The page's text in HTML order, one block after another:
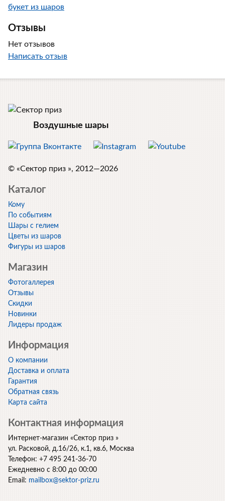
букет из шаров
Отзывы
Нет отзывов
Написать отзыв
Воздушные шары
© «Сектор приз », 2012—2026
Каталог
Кому
По событиям
Шары с гелием
Цветы из шаров
Фигуры из шаров
Магазин
Фотогаллерея
Отзывы
Скидки
Новинки
Лидеры продаж
Информация
О компании
Доставка и оплата
Гарантия
Обратная связь
Карта сайта
Контактная информация
Интернет-магазин «Сектор приз »
ул. Расковой, д.16/26, к.1, кв.6, Москва
Телефон: +7 495 241-36-70
Ежедневно с 8:00 до 00:00
Email: mailbox@sektor-priz.ru